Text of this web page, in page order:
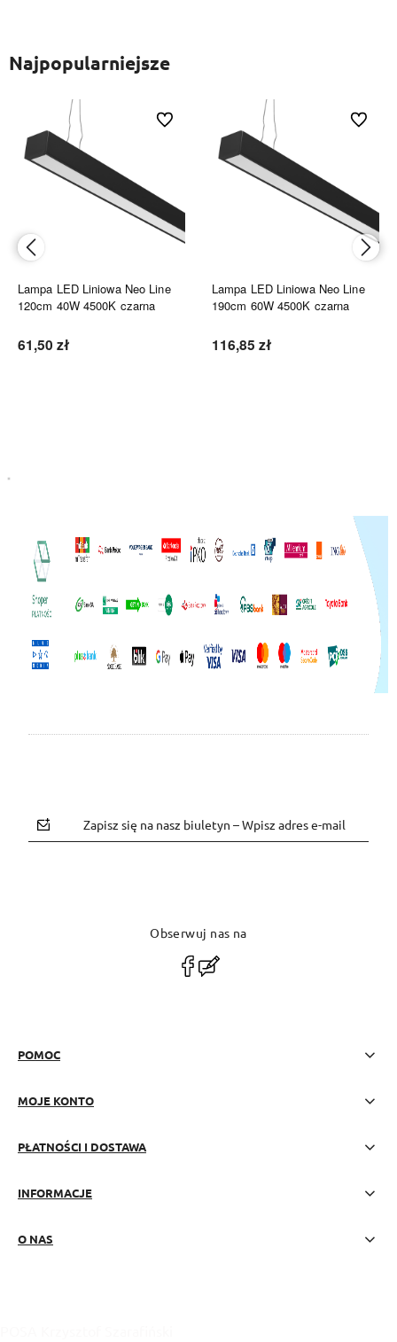
Najpopularniejsze
Lampa LED Liniowa Neo Line
120cm 40W 4500K czarna
61,50 zł
Do ulubionych
Lampa LED Liniowa Neo Line
190cm 60W 4500K czarna
116,85 zł
Do
Zapisz się na nasz biuletyn – Wpisz adres e-mail
Obserwuj nas na
POMOC
MOJE KONTO
PŁATNOŚCI I DOSTAWA
INFORMACJE
O NAS